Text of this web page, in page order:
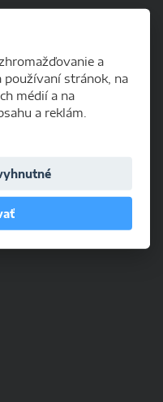
a
používaní stránok, na
médií a na
a reklám.